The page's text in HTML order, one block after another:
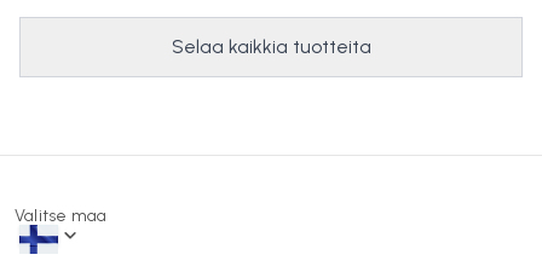
Selaa kaikkia tuotteita
Valitse maa